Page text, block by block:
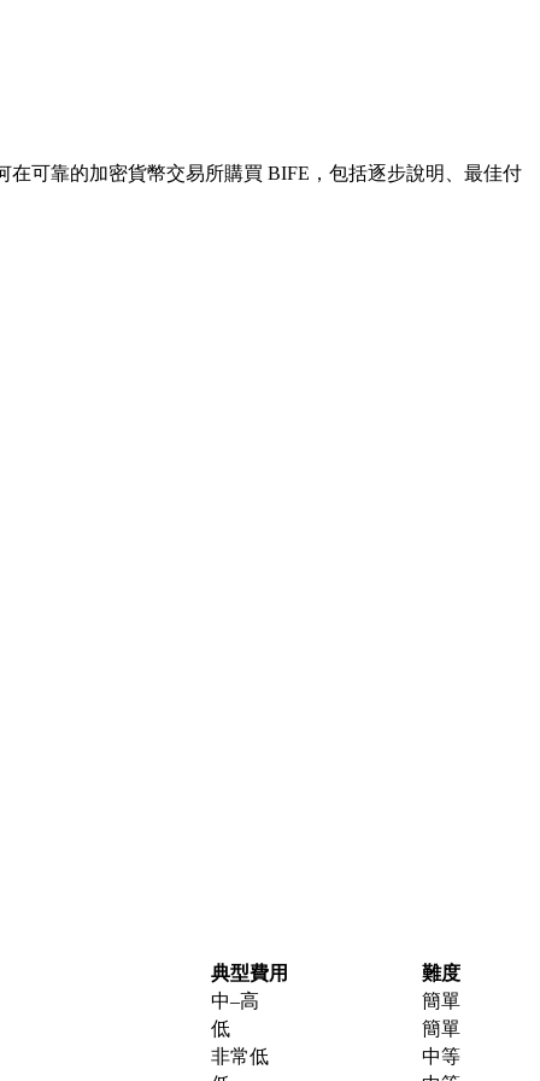
可靠的加密貨幣交易所購買 BIFE，包括逐步說明、最佳付
典型費用
難度
中–高
簡單
低
簡單
非常低
中等